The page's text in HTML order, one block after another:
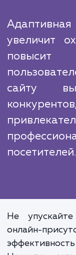
регулярно
Мы
огромна, и
значение.
сделать ваш
увеличит